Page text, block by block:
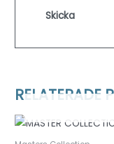
RELATERADE